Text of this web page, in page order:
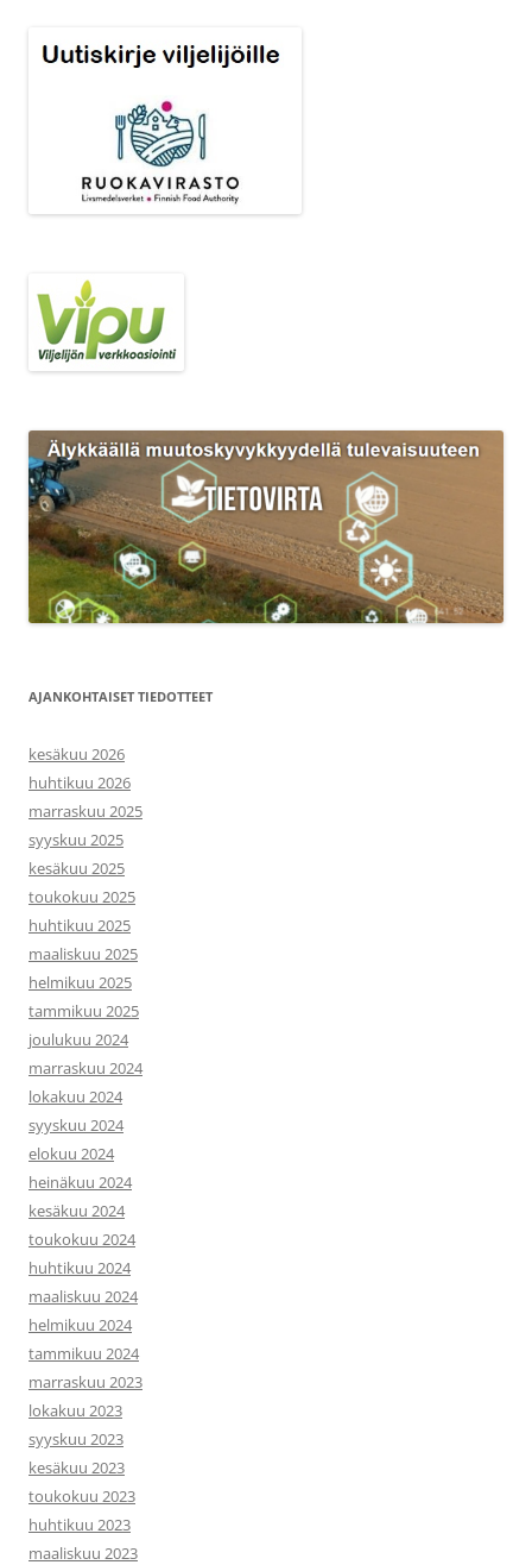
AJANKOHTAISET TIEDOTTEET
kesäkuu 2026
huhtikuu 2026
marraskuu 2025
syyskuu 2025
kesäkuu 2025
toukokuu 2025
huhtikuu 2025
maaliskuu 2025
helmikuu 2025
tammikuu 2025
joulukuu 2024
marraskuu 2024
lokakuu 2024
syyskuu 2024
elokuu 2024
heinäkuu 2024
kesäkuu 2024
toukokuu 2024
huhtikuu 2024
maaliskuu 2024
helmikuu 2024
tammikuu 2024
marraskuu 2023
lokakuu 2023
syyskuu 2023
kesäkuu 2023
toukokuu 2023
huhtikuu 2023
maaliskuu 2023